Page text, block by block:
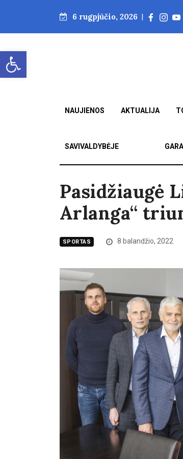
Open toolbar
6 rugpjūčio, 2026 |
NAUJIENOS AKTUALIJA
SAVIVALDYBĖJE
Pasidžiaugė
Arlanga“
SPORTAS 8 balandžio, 2022